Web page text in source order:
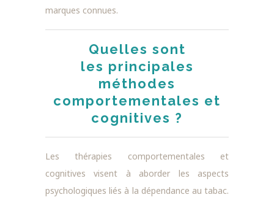
marques connues.
Quelles sont
les principales
méthodes
comportementales et
cognitives ?
Les thérapies comportementales et
cognitives visent à aborder les aspects
psychologiques liés à la dépendance au tabac.